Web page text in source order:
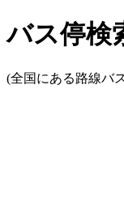
バス停検
(全国にある路線バ